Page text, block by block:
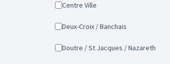
Centre Ville
Deux-Croix / Banchais
Doutre / St Jacques / Nazareth